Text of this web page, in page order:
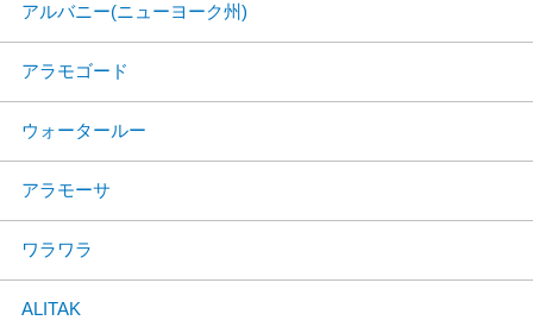
アルバニー(ニューヨーク州)
アラモゴード
ウォータールー
アラモーサ
ワラワラ
ALITAK